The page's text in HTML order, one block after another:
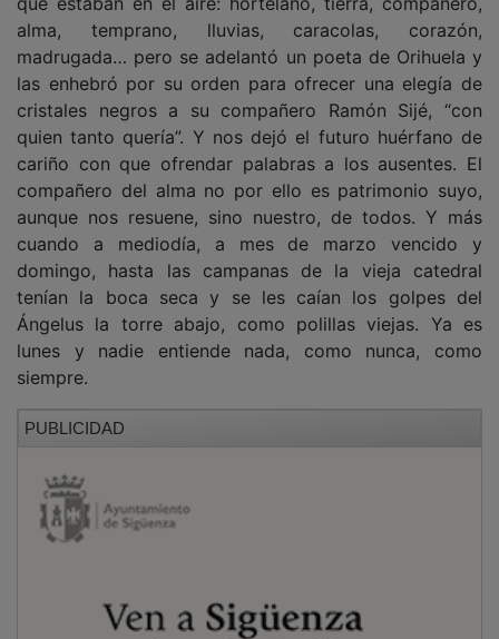
alma, temprano, lluvias, caracolas, corazón,
madrugada… pero se adelantó un poeta de Orihuela y
las enhebró por su orden para ofrecer una elegía de
cristales negros a su compañero Ramón Sijé, “con
quien tanto quería”. Y nos dejó el futuro huérfano de
cariño con que ofrendar palabras a los ausentes. El
compañero del alma no por ello es patrimonio suyo,
aunque nos resuene, sino nuestro, de todos. Y más
cuando a mediodía, a mes de marzo vencido y
domingo, hasta las campanas de la vieja catedral
tenían la boca seca y se les caían los golpes del
Ángelus la torre abajo, como polillas viejas. Ya es
lunes y nadie entiende nada, como nunca, como
siempre.